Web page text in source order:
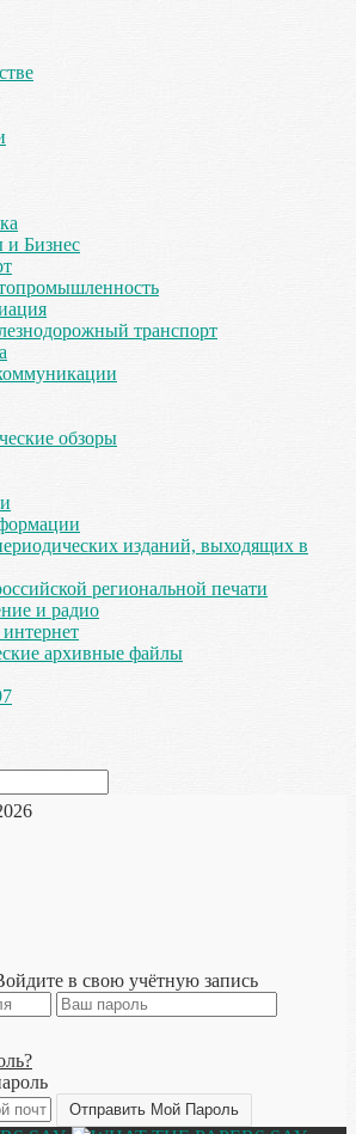
Бизнес
транспорт
обзоры
изданий, выходящих в
региональной печати
и радио
архивные файлы
в свою учётную запись